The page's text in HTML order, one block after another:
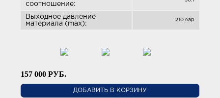
соотношение:
Выходное давление
материала (max):
210 бар
157 000 РУБ.
ДОБАВИТЬ В КОРЗИНУ